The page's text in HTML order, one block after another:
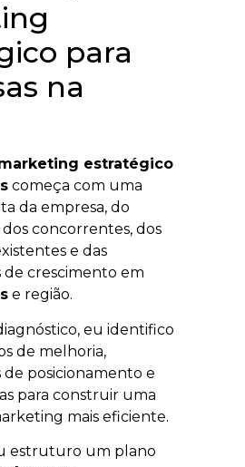
para
na
estratégico
começa com uma
da empresa, do
concorrentes, dos
e das
crescimento em
e região.
eu identifico
de melhoria,
posicionamento e
para construir uma
mais eficiente.
estruturo um plano